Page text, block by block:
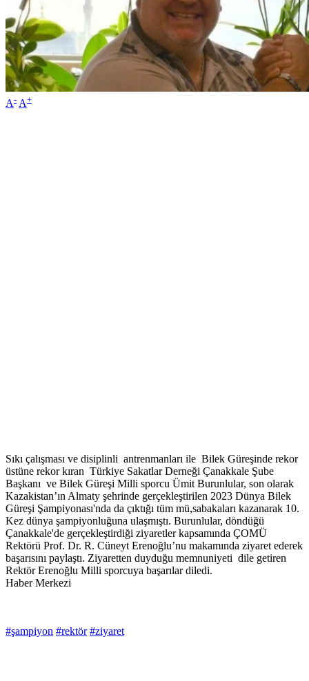
A- A+
Sıkı çalışması ve disiplinli antrenmanları ile Bilek Güreşinde rekor
üstüne rekor kıran Türkiye Sakatlar Derneği Çanakkale Şube
Başkanı ve Bilek Güreşi Milli sporcu Ümit Burunlular, son olarak
Kazakistan’ın Almaty şehrinde gerçekleştirilen 2023 Dünya Bilek
Güreşi Şampiyonası'nda da çıktığı tüm mü,sabakaları kazanarak 10.
Kez dünya şampiyonluğuna ulaşmıştı. Burunlular, döndüğü
Çanakkale'de gerçekleştirdiği ziyaretler kapsamında ÇOMÜ
Rektörü Prof. Dr. R. Cüneyt Erenoğlu’nu makamında ziyaret ederek
başarısını paylaştı. Ziyaretten duyduğu memnuniyeti dile getiren
Rektör Erenoğlu Milli sporcuya başarılar diledi.
Haber Merkezi
#şampiyon #rektör #ziyaret